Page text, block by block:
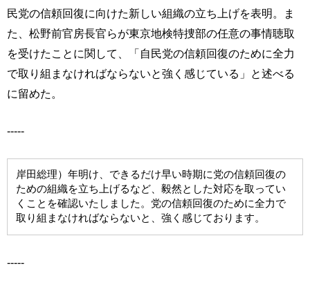
民党の信頼回復に向けた新しい組織の立ち上げを表明。ま
た、松野前官房長官らが東京地検特捜部の任意の事情聴取
を受けたことに関して、「自民党の信頼回復のために全力
で取り組まなければならないと強く感じている」と述べる
に留めた。
-----
岸田総理）年明け、できるだけ早い時期に党の信頼回復の
ための組織を立ち上げるなど、毅然とした対応を取ってい
くことを確認いたしました。党の信頼回復のために全力で
取り組まなければならないと、強く感じております。
-----